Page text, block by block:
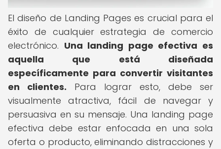
El diseño de Landing Pages es crucial para el
éxito de cualquier estrategia de comercio
electrónico. Una landing page efectiva es
aquella que está diseñada
específicamente para convertir visitantes
en clientes. Para lograr esto, debe ser
visualmente atractiva, fácil de navegar y
persuasiva en su mensaje. Una landing page
efectiva debe estar enfocada en una sola
oferta o producto, eliminando distracciones y